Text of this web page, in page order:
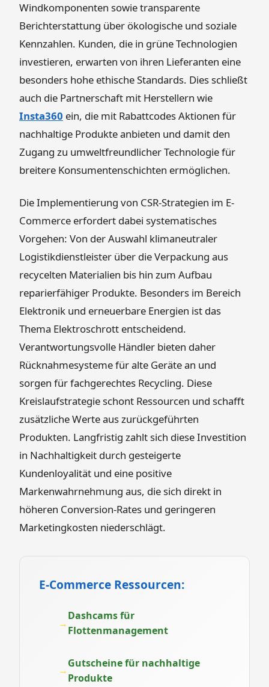
Windkomponenten sowie transparente
Berichterstattung über ökologische und soziale
Kennzahlen. Kunden, die in grüne Technologien
investieren, erwarten von ihren Lieferanten eine
besonders hohe ethische Standards. Dies schließt
auch die Partnerschaft mit Herstellern wie
Insta360 ein, die mit Rabattcodes Aktionen für
nachhaltige Produkte anbieten und damit den
Zugang zu umweltfreundlicher Technologie für
breitere Konsumentenschichten ermöglichen.
Die Implementierung von CSR-Strategien im E-
Commerce erfordert dabei systematisches
Vorgehen: Von der Auswahl klimaneutraler
Logistikdienstleister über die Verpackung aus
recycelten Materialien bis hin zum Aufbau
reparierfähiger Produkte. Besonders im Bereich
Elektronik und erneuerbare Energien ist das
Thema Elektroschrott entscheidend.
Verantwortungsvolle Händler bieten daher
Rücknahmesysteme für alte Geräte an und
sorgen für fachgerechtes Recycling. Diese
Kreislaufstrategie schont Ressourcen und schafft
zusätzliche Werte aus zurückgeführten
Produkten. Langfristig zahlt sich diese Investition
in Nachhaltigkeit durch gesteigerte
Kundenloyalität und eine positive
Markenwahrnehmung aus, die sich direkt in
höheren Conversion-Rates und geringeren
Marketingkosten niederschlägt.
E-Commerce Ressourcen:
Dashcams für
Flottenmanagement
Gutscheine für nachhaltige
Produkte